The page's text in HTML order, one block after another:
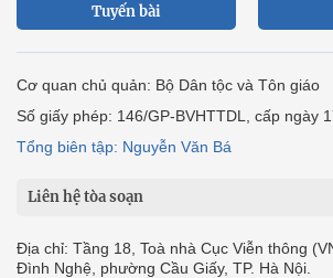
Tuyến bài
Cơ quan chủ quản: Bộ Dân tộc và Tôn giáo
Số giấy phép: 146/GP-BVHTTDL, cấp ngày
Tổng biên tập: Nguyễn Văn Bá
Liên hệ tòa soạn
Địa chỉ: Tầng 18, Toà nhà Cục Viễn thông
Đình Nghệ, phường Cầu Giấy, TP. Hà Nội.